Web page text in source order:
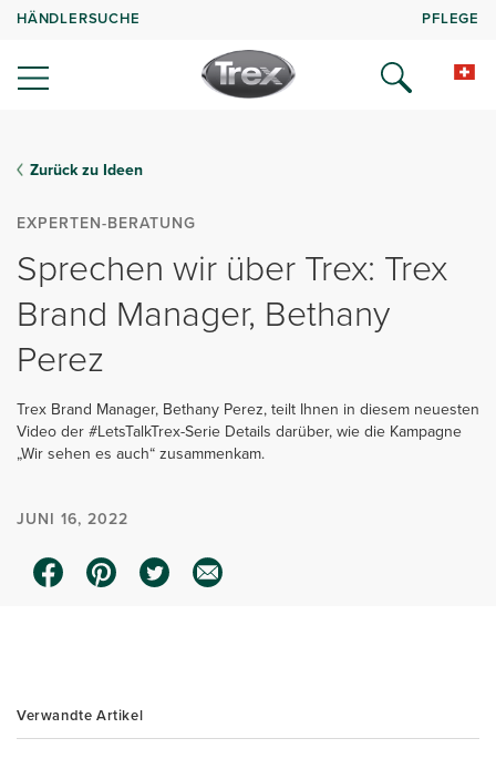
HÄNDLERSUCHE PFLEGE
Zurück zu Ideen
EXPERTEN-BERATUNG
Sprechen wir über Trex: Trex
Brand Manager, Bethany
Perez
Trex Brand Manager, Bethany Perez, teilt Ihnen in diesem neuesten
Video der #LetsTalkTrex-Serie Details darüber, wie die Kampagne
„Wir sehen es auch“ zusammenkam.
JUNI 16, 2022
Verwandte Artikel